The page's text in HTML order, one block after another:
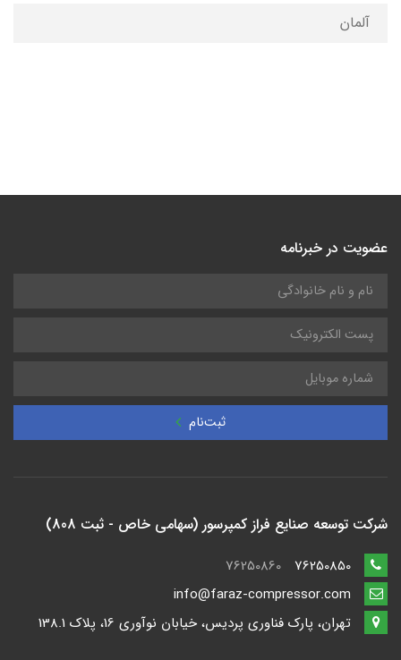
آلمان
عضویت در خبرنامه
ثبت‌نام
شرکت توسعه صنایع فراز کمپرسور (سهامی خاص - ثبت 808)
76250860
تهران، پارک فناوری پردیس، خیابان نوآوری 16، پلاک 138.1